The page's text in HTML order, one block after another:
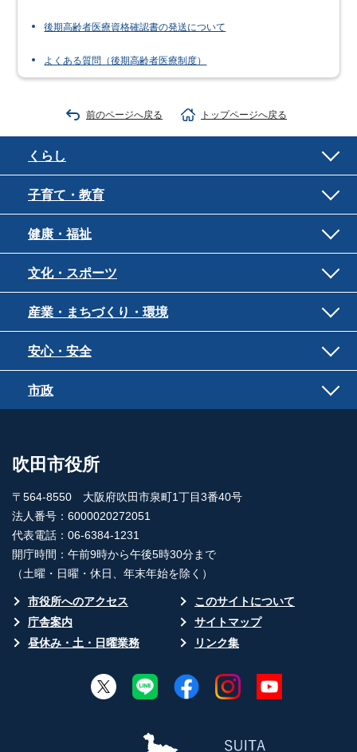
後期高齢者医療資格確認書の発送について
よくある質問（後期高齢者医療制度）
前のページへ戻る トップページへ戻る
くらし
子育て・教育
健康・福祉
文化・スポーツ
産業・まちづくり・環境
安心・安全
市政
吹田市役所
〒564-8550 大阪府吹田市泉町1丁目3番40号
法人番号：6000020272051
代表電話：06-6384-1231
開庁時間：午前9時から午後5時30分まで
（土曜・日曜・休日、年末年始を除く）
市役所へのアクセス
このサイトについて
庁舎案内
サイトマップ
昼休み・土・日曜業務
リンク集